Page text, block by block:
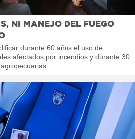
NI MANEJO DEL FUEGO
durante 60 años el uso de
afectados por incendios y durante 30